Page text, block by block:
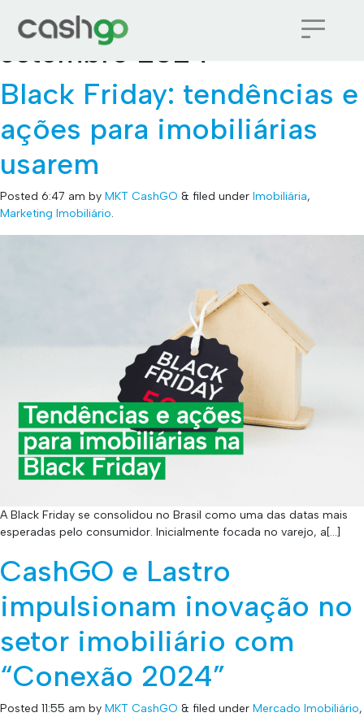
Monthly Archives:
setembro 2024
Black Friday: tendências e
ações para imobiliárias
usarem
Posted 6:47 am by MKT CashGO & filed under Imobiliária,
Marketing Imobiliário.
A Black Friday se consolidou no Brasil como uma das datas mais
esperadas pelo consumidor. Inicialmente focada no varejo, a[…]
CashGO e Lastro
impulsionam inovação no
setor imobiliário com
“Conexão 2024”
Posted 11:55 am by MKT CashGO & filed under Mercado Imobiliário,